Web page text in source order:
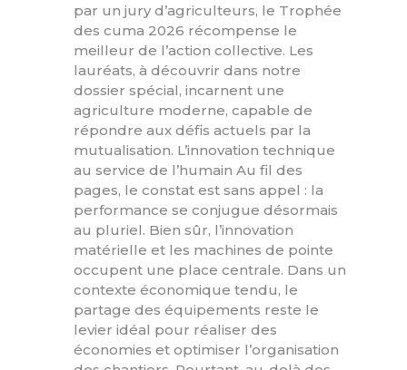
par un jury d’agriculteurs, le Trophée
des cuma 2026 récompense le
meilleur de l’action collective. Les
lauréats, à découvrir dans notre
dossier spécial, incarnent une
agriculture moderne, capable de
répondre aux défis actuels par la
mutualisation. L’innovation technique
au service de l’humain Au fil des
pages, le constat est sans appel : la
performance se conjugue désormais
au pluriel. Bien sûr, l’innovation
matérielle et les machines de pointe
occupent une place centrale. Dans un
contexte économique tendu, le
partage des équipements reste le
levier idéal pour réaliser des
économies et optimiser l’organisation